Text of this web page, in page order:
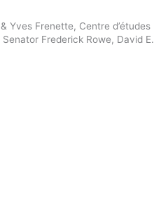
Yves Frenette, Centre d’études
Frederick Rowe, David E.